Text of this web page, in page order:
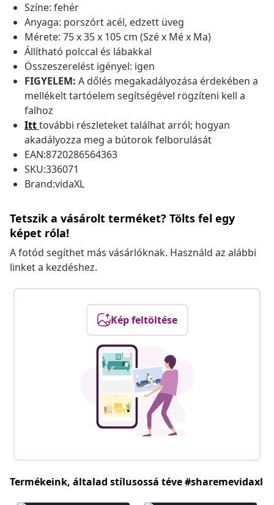
Színe: fehér
Anyaga: porszórt acél, edzett üveg
Mérete: 75 x 35 x 105 cm (Szé x Mé x Ma)
Állítható polccal és lábakkal
Összeszerelést igényel: igen
FIGYELEM: A dőlés megakadályozása érdekében a
mellékelt tartóelem segítségével rögzíteni kell a
falhoz
Itttovábbi részleteket találhat arról; hogyan
akadályozza meg a bútorok felborulását
EAN:8720286564363
SKU:336071
Brand:vidaXL
Tetszik a vásárolt terméket? Tölts fel egy
képet róla!
A fotód segíthet más vásárlóknak. Használd az alábbi
linket a kezdéshez.
Kép feltöltése
Termékeink, általad stílusossá téve #sharemevidaxl